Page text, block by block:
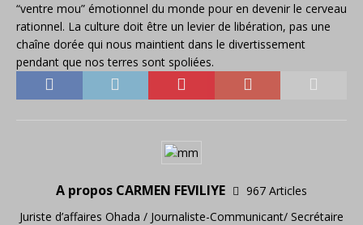
“ventre mou” émotionnel du monde pour en devenir le cerveau
rationnel. La culture doit être un levier de libération, pas une
chaîne dorée qui nous maintient dans le divertissement
pendant que nos terres sont spoliées.
A propos CARMEN FEVILIYE
967 Articles
Juriste d’affaires Ohada / Journaliste-Communicant/ Secrétaire